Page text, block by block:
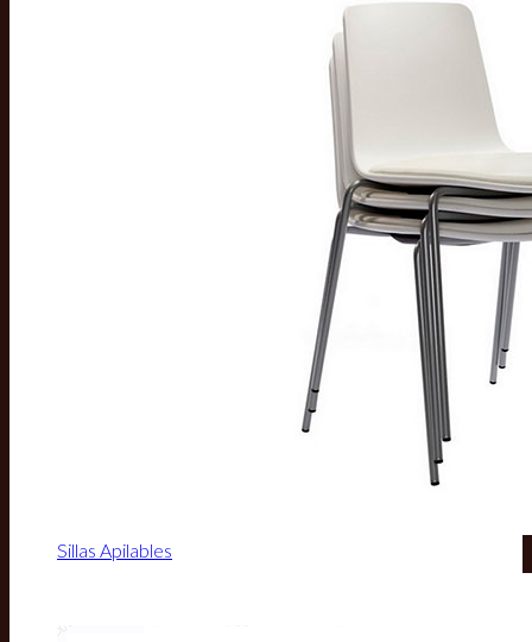
Sillas Apilables